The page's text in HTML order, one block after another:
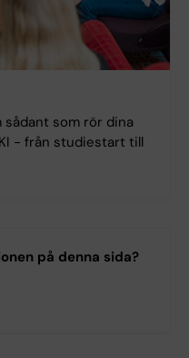
som rör dina
- från studiestart till
på denna sida?